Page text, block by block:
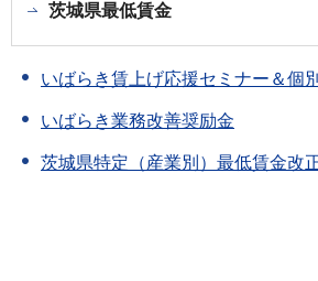
茨城県最低賃金
いばらき賃上げ応援セミナー＆個
いばらき業務改善奨励金
茨城県特定（産業別）最低賃金改